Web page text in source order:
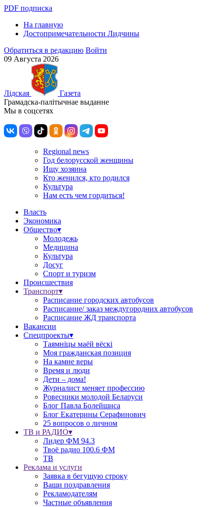
PDF подписка
На главную
Достопримечательности Лидчины
Обратиться в редакцию Войти
09 Августа 2026
Лiдская
Газета
Грамадска-палiтычнае выданне
Мы в соцсетях
Regional news
Год белорусской женщины
Ищу хозяина
Кто женился, кто родился
Культура
Нам есть чем гордиться!
Власть
Экономика
Общество▾
Молодежь
Медицина
Культура
Досуг
Спорт и туризм
Происшествия
Транспорт▾
Расписание городских автобусов
Расписание/ заказ междугородних автобусов
Расписание ЖД транспорта
Вакансии
Спецпроекты▾
Таямніцы маёй вёскі
Моя гражданская позиция
На камне веры
Время и люди
Дети – дома!
Журналист меняет профессию
Ровесники молодой Беларуси
Блог Павла Болейшиса
Блог Екатерины Серафинович
25 вопросов о личном
ТВ и РАДИО▾
Лидер ФМ 94.3
Твоё радио 100.6 ФМ
ТВ
Реклама и услуги
Заявка в бегущую строку
Ваши поздравления
Рекламодателям
Частные объявления